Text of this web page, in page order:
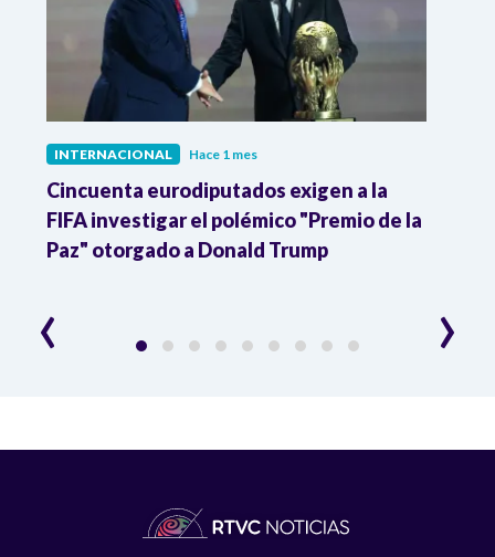
INTERNACIONAL Hace 1 mes
Cincuenta eurodiputados exigen a la
FIFA investigar el polémico "Premio de la
Paz" otorgado a Donald Trump
‹ ›